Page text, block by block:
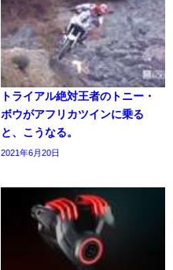
トライアル絶対王者のトニー・
ボウがアフリカツインに乗る
と、こうなる。
2021年6月20日